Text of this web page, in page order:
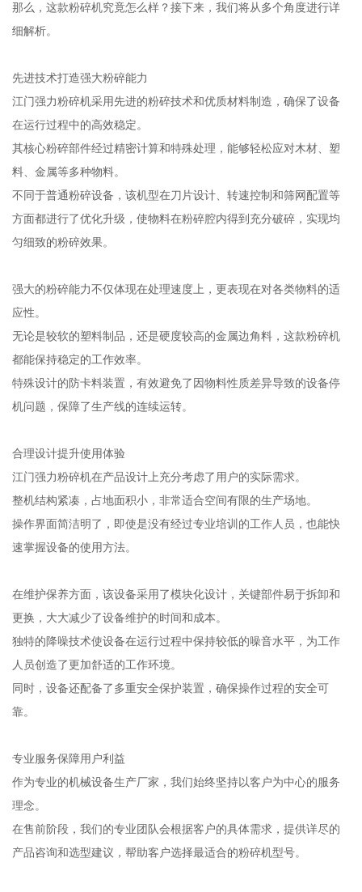
那么，这款粉碎机究竟怎么样？接下来，我们将从多个角度进行详
细解析。
先进技术打造强大粉碎能力
江门强力粉碎机采用先进的粉碎技术和优质材料制造，确保了设备
在运行过程中的高效稳定。
其核心粉碎部件经过精密计算和特殊处理，能够轻松应对木材、塑
料、金属等多种物料。
不同于普通粉碎设备，该机型在刀片设计、转速控制和筛网配置等
方面都进行了优化升级，使物料在粉碎腔内得到充分破碎，实现均
匀细致的粉碎效果。
强大的粉碎能力不仅体现在处理速度上，更表现在对各类物料的适
应性。
无论是较软的塑料制品，还是硬度较高的金属边角料，这款粉碎机
都能保持稳定的工作效率。
特殊设计的防卡料装置，有效避免了因物料性质差异导致的设备停
机问题，保障了生产线的连续运转。
合理设计提升使用体验
江门强力粉碎机在产品设计上充分考虑了用户的实际需求。
整机结构紧凑，占地面积小，非常适合空间有限的生产场地。
操作界面简洁明了，即使是没有经过专业培训的工作人员，也能快
速掌握设备的使用方法。
在维护保养方面，该设备采用了模块化设计，关键部件易于拆卸和
更换，大大减少了设备维护的时间和成本。
独特的降噪技术使设备在运行过程中保持较低的噪音水平，为工作
人员创造了更加舒适的工作环境。
同时，设备还配备了多重安全保护装置，确保操作过程的安全可
靠。
专业服务保障用户利益
作为专业的机械设备生产厂家，我们始终坚持以客户为中心的服务
理念。
在售前阶段，我们的专业团队会根据客户的具体需求，提供详尽的
产品咨询和选型建议，帮助客户选择最适合的粉碎机型号。